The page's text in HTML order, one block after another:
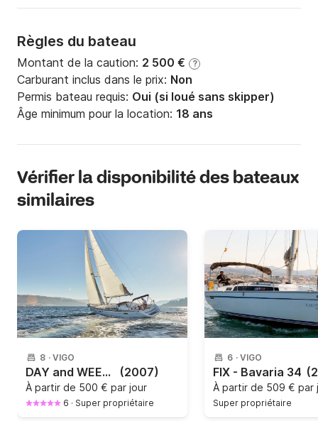
Règles du bateau
Montant de la caution: 2 500 € ?
Carburant inclus dans le prix: Non
Permis bateau requis: Oui (si loué sans skipper)
Âge minimum pour la location: 18 ans
Vérifier la disponibilité des bateaux
similaires
8 · VIGO
DAY and WEEKENDS (2007)
À partir de 500 € par jour
6 · Super propriétaire
6 · VIGO
FIX - Bavaria 34
À partir de 509 € par
Super propriétaire